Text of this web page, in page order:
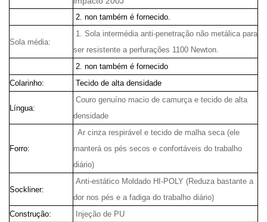
2. non também é fornecido.
Sola média:
1. Sola intermédia anti-penetração não metálica para
ser resistente a perfurações 1100 Newton.
2. non também é fornecido
Colarinho:
Tecido de alta densidade
Língua:
Couro genuíno macio de camurça e tecido de alta
densidade
Forro:
Ar cinza respirável e tecido de malha seca (ele
manterá os pés secos e confortáveis ​​do trabalho
diário)
Sockliner:
Anti-estático Moldado HI-POLY (Reduza bastante a
dor nos pés e a fadiga do trabalho diário)
Construção:
Injeção de PU